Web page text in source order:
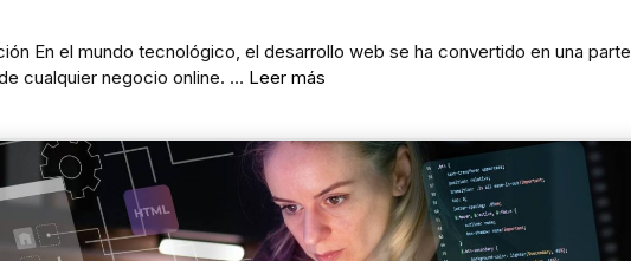
En el mundo tecnológico, el desarrollo web se ha convertido en una parte
cualquier negocio online. … Leer más